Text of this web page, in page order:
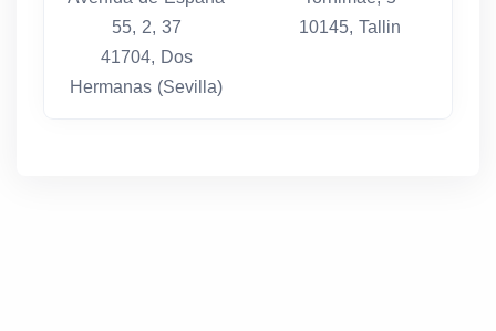
55, 2, 37
41704, Dos
Hermanas (Sevilla)
10145, Tallin